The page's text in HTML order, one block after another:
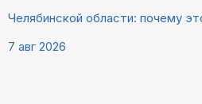
Челябинской области: почему
7 авг 2026